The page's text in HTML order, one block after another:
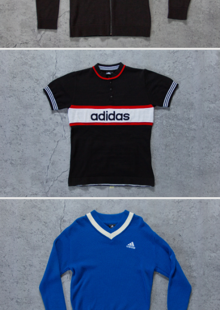
info anfrage
info anfrage